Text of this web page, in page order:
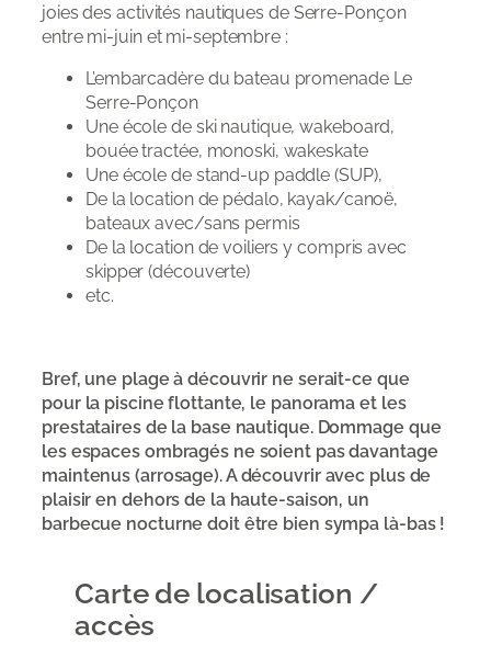
joies des activités nautiques de Serre-Ponçon
entre mi-juin et mi-septembre :
L’embarcadère du bateau promenade Le
Serre-Ponçon
Une école de ski nautique, wakeboard,
bouée tractée, monoski, wakeskate
Une école de stand-up paddle (SUP),
De la location de pédalo, kayak/canoë,
bateaux avec/sans permis
De la location de voiliers y compris avec
skipper (découverte)
etc.
Bref, une plage à découvrir ne serait-ce que
pour la piscine flottante, le panorama et les
prestataires de la base nautique. Dommage que
les espaces ombragés ne soient pas davantage
maintenus (arrosage). A découvrir avec plus de
plaisir en dehors de la haute-saison, un
barbecue nocturne doit être bien sympa là-bas !
Carte de localisation /
accès